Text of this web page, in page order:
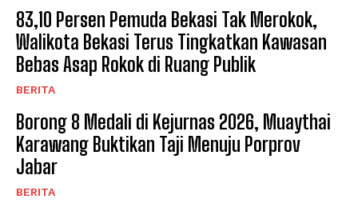
83,10 Persen Pemuda Bekasi Tak Merokok,
Walikota Bekasi Terus Tingkatkan Kawasan
Bebas Asap Rokok di Ruang Publik
BERITA
Borong 8 Medali di Kejurnas 2026, Muaythai
Karawang Buktikan Taji Menuju Porprov
Jabar
BERITA